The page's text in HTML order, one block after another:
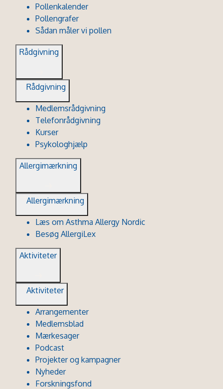
Pollenkalender
Pollengrafer
Sådan måler vi pollen
Rådgivning
Rådgivning
Medlemsrådgivning
Telefonrådgivning
Kurser
Psykologhjælp
Allergimærkning
Allergimærkning
Læs om Asthma Allergy Nordic
Besøg AllergiLex
Aktiviteter
Aktiviteter
Arrangementer
Medlemsblad
Mærkesager
Podcast
Projekter og kampagner
Nyheder
Forskningsfond